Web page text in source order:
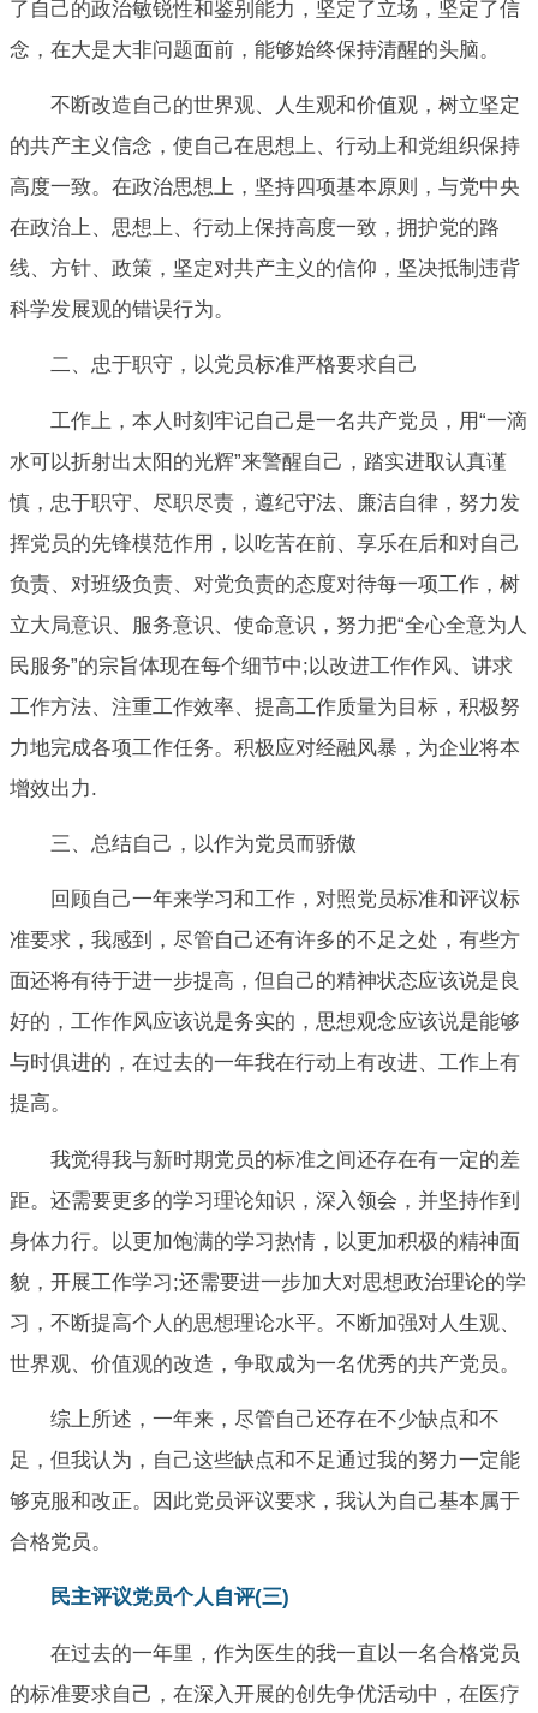
了自己的政治敏锐性和鉴别能力，坚定了立场，坚定了信
念，在大是大非问题面前，能够始终保持清醒的头脑。
不断改造自己的世界观、人生观和价值观，树立坚定
的共产主义信念，使自己在思想上、行动上和党组织保持
高度一致。在政治思想上，坚持四项基本原则，与党中央
在政治上、思想上、行动上保持高度一致，拥护党的路
线、方针、政策，坚定对共产主义的信仰，坚决抵制违背
科学发展观的错误行为。
二、忠于职守，以党员标准严格要求自己
工作上，本人时刻牢记自己是一名共产党员，用“一滴
水可以折射出太阳的光辉”来警醒自己，踏实进取认真谨
慎，忠于职守、尽职尽责，遵纪守法、廉洁自律，努力发
挥党员的先锋模范作用，以吃苦在前、享乐在后和对自己
负责、对班级负责、对党负责的态度对待每一项工作，树
立大局意识、服务意识、使命意识，努力把“全心全意为人
民服务”的宗旨体现在每个细节中;以改进工作作风、讲求
工作方法、注重工作效率、提高工作质量为目标，积极努
力地完成各项工作任务。积极应对经融风暴，为企业将本
增效出力.
三、总结自己，以作为党员而骄傲
回顾自己一年来学习和工作，对照党员标准和评议标
准要求，我感到，尽管自己还有许多的不足之处，有些方
面还将有待于进一步提高，但自己的精神状态应该说是良
好的，工作作风应该说是务实的，思想观念应该说是能够
与时俱进的，在过去的一年我在行动上有改进、工作上有
提高。
我觉得我与新时期党员的标准之间还存在有一定的差
距。还需要更多的学习理论知识，深入领会，并坚持作到
身体力行。以更加饱满的学习热情，以更加积极的精神面
貌，开展工作学习;还需要进一步加大对思想政治理论的学
习，不断提高个人的思想理论水平。不断加强对人生观、
世界观、价值观的改造，争取成为一名优秀的共产党员。
综上所述，一年来，尽管自己还存在不少缺点和不
足，但我认为，自己这些缺点和不足通过我的努力一定能
够克服和改正。因此党员评议要求，我认为自己基本属于
合格党员。
民主评议党员个人自评(三)
在过去的一年里，作为医生的我一直以一名合格党员
的标准要求自己，在深入开展的创先争优活动中，在医疗